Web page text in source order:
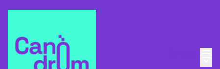
C.O.R.E. / Meetings